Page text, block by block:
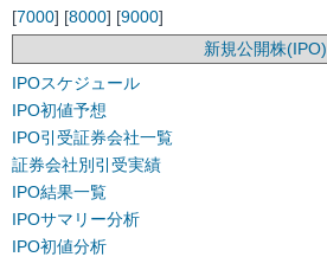
[7000] [8000] [9000]
新規公開株(IPO)
IPOスケジュール
IPO初値予想
IPO引受証券会社一覧
証券会社別引受実績
IPO結果一覧
IPOサマリー分析
IPO初値分析